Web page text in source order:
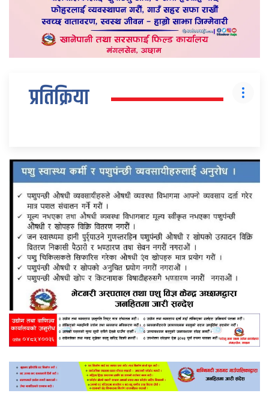
प्रतिक्रिया